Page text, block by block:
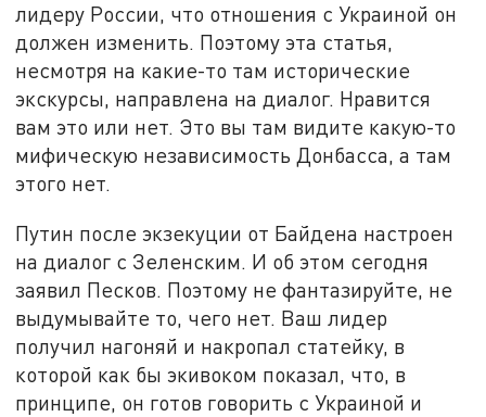
лидеру России, что отношения с Украиной он
должен изменить. Поэтому эта статья,
несмотря на какие-то там исторические
экскурсы, направлена на диалог. Нравится
вам это или нет. Это вы там видите какую-то
мифическую независимость Донбасса, а там
этого нет.
Путин после экзекуции от Байдена настроен
на диалог с Зеленским. И об этом сегодня
заявил Песков. Поэтому не фантазируйте, не
выдумывайте то, чего нет. Ваш лидер
получил нагоняй и накропал статейку, в
которой как бы экивоком показал, что, в
принципе, он готов говорить с Украиной и